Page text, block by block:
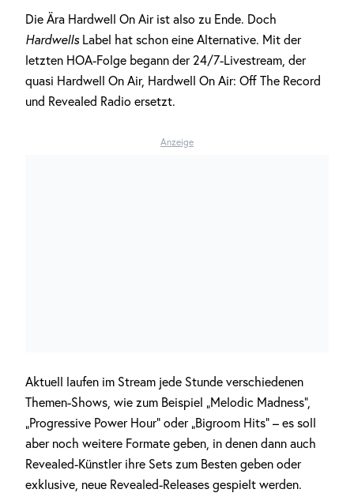
Die Ära Hardwell On Air ist also zu Ende. Doch
Hardwells Label hat schon eine Alternative. Mit der
letzten HOA-Folge begann der 24/7-Livestream, der
quasi Hardwell On Air, Hardwell On Air: Off The Record
und Revealed Radio ersetzt.
Anzeige
Aktuell laufen im Stream jede Stunde verschiedenen
Themen-Shows, wie zum Beispiel „Melodic Madness“,
„Progressive Power Hour“ oder „Bigroom Hits“ – es soll
aber noch weitere Formate geben, in denen dann auch
Revealed-Künstler ihre Sets zum Besten geben oder
exklusive, neue Revealed-Releases gespielt werden.